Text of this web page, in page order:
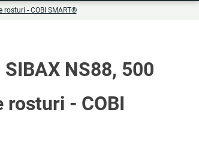
- COBI SMART®
NS88, 500
rosturi - COBI